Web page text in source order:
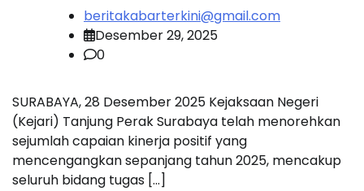
beritakabarterkini@gmail.com
Desember 29, 2025
0
SURABAYA, 28 Desember 2025 Kejaksaan Negeri
(Kejari) Tanjung Perak Surabaya telah menorehkan
sejumlah capaian kinerja positif yang
mencengangkan sepanjang tahun 2025, mencakup
seluruh bidang tugas […]